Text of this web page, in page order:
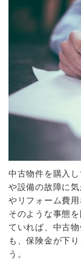
中古物件を購入
や設備の故障に
やリフォーム費
そのような事態
ていれば、中古
も、保険金が下
う。